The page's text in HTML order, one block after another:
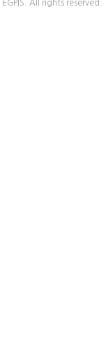
All rights reserved.